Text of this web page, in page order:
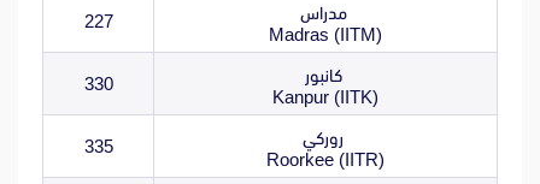
مدراس
Madras (IITM)
227
كانبور
Kanpur (IITK)
330
روركي
Roorkee (IITR)
335